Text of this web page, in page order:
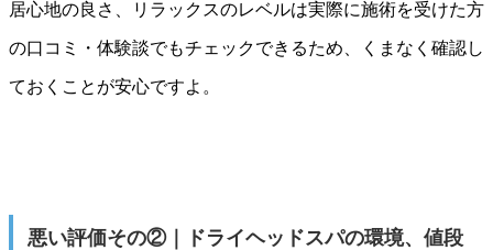
居心地の良さ、リラックスのレベルは実際に施術を受けた方
の口コミ・体験談でもチェックできるため、くまなく確認し
ておくことが安心ですよ。
悪い評価その②｜ドライヘッドスパの環境、値段